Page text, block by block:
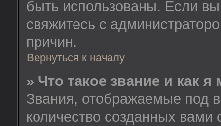
быть использованы. Если
свяжитесь с
причин.
Вернуться к началу
» Что такое звание и как я
Звания, отображаемые под
количество созданных